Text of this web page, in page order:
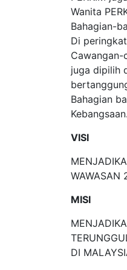
Wanita
Bahagian-
Di
Cawangan-
juga dipilih
Bahagian
Kebangsaan.
VISI
WAWASAN
MISI
DI